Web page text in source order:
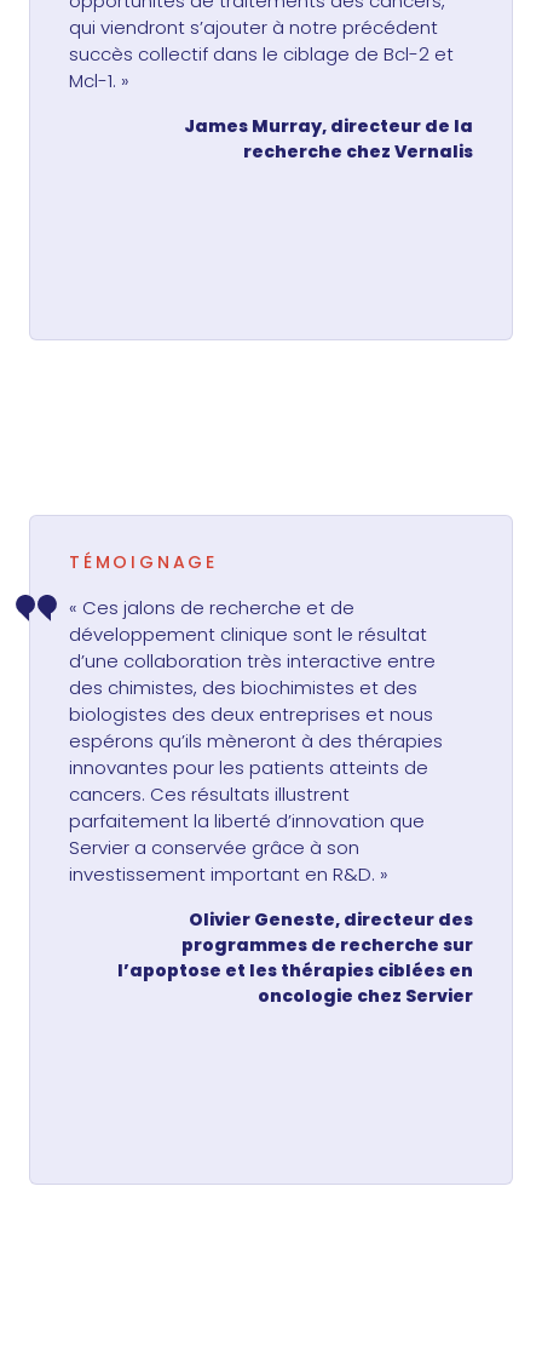
qui viendront s’ajouter à notre précédent
succès collectif dans le ciblage de Bcl-2 et
Mcl-1. »
James Murray, directeur de la
recherche chez Vernalis
TÉMOIGNAGE
« Ces jalons de recherche et de
développement clinique sont le résultat
d’une collaboration très interactive entre
des chimistes, des biochimistes et des
biologistes des deux entreprises et nous
espérons qu’ils mèneront à des thérapies
innovantes pour les patients atteints de
cancers. Ces résultats illustrent
parfaitement la liberté d’innovation que
Servier a conservée grâce à son
investissement important en R&D. »
Olivier Geneste, directeur des
programmes de recherche sur
l’apoptose et les thérapies ciblées en
oncologie chez Servier